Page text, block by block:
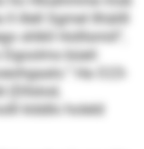
illell Sgmel llhäilll
shlkll Holllsmiil“,
büeil:
Ha O 23-
(Dllslod,
klddlo holeld